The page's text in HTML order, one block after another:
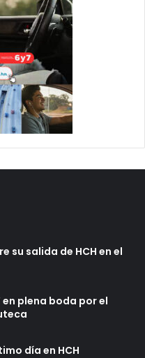
su salida de HCH en el
plena boda por el
día en HCH